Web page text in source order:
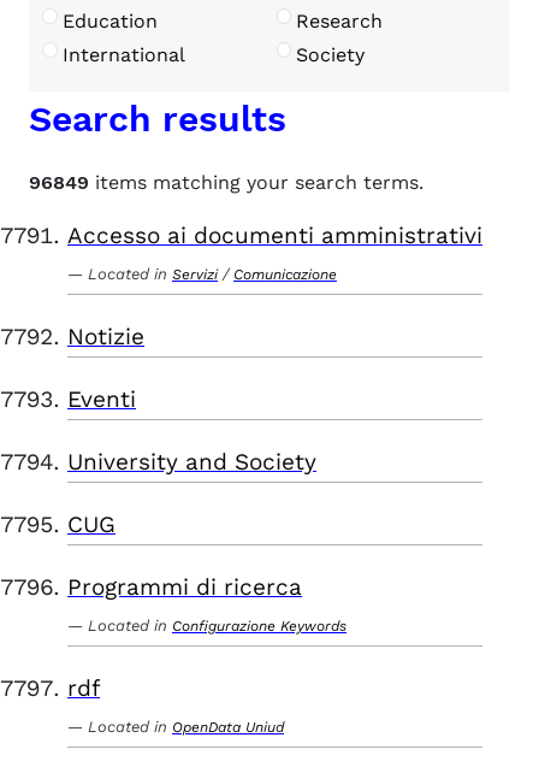
Education
Research
International
Society
Search results
96849 items matching your search terms.
Accesso ai documenti amministrativi
Located in Servizi / Comunicazione
Notizie
Eventi
University and Society
CUG
Programmi di ricerca
Located in Configurazione Keywords
rdf
Located in OpenData Uniud